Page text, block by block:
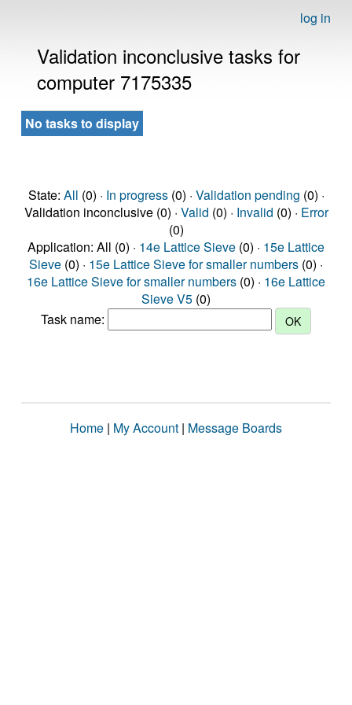
log in
Validation inconclusive tasks for
computer 7175335
No tasks to display
State: All (0) · In progress(0) · Validation pending (0) ·
Validation inconclusive (0) · Valid (0) · Invalid (0) · Error
(0)
Application: All (0) · 14e Lattice Sieve (0) · 15e Lattice
Sieve (0) · 15e Lattice Sieve for smaller numbers (0) ·
16e Lattice Sieve for smaller numbers (0) · 16e Lattice
Sieve V5 (0)
Task name:
Home | My Account | Message Boards